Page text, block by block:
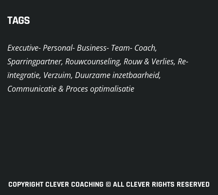
TAGS
Executive- Personal- Business- Team- Coach,
Sparringpartner, Rouwcounseling, Rouw & Verlies, Re-
ïntegratie, Verzuim, Duurzame inzetbaarheid,
Communicatie & Proces optimalisatie
COPYRIGHT CLEVER COACHING © ALL CLEVER RIGHTS RESERVED